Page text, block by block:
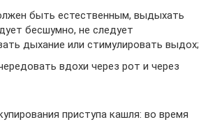
быть естественным, выдыхать
бесшумно, не следует
дыхание или стимулировать выдох;
вдохи через рот и через
приступа кашля: во время